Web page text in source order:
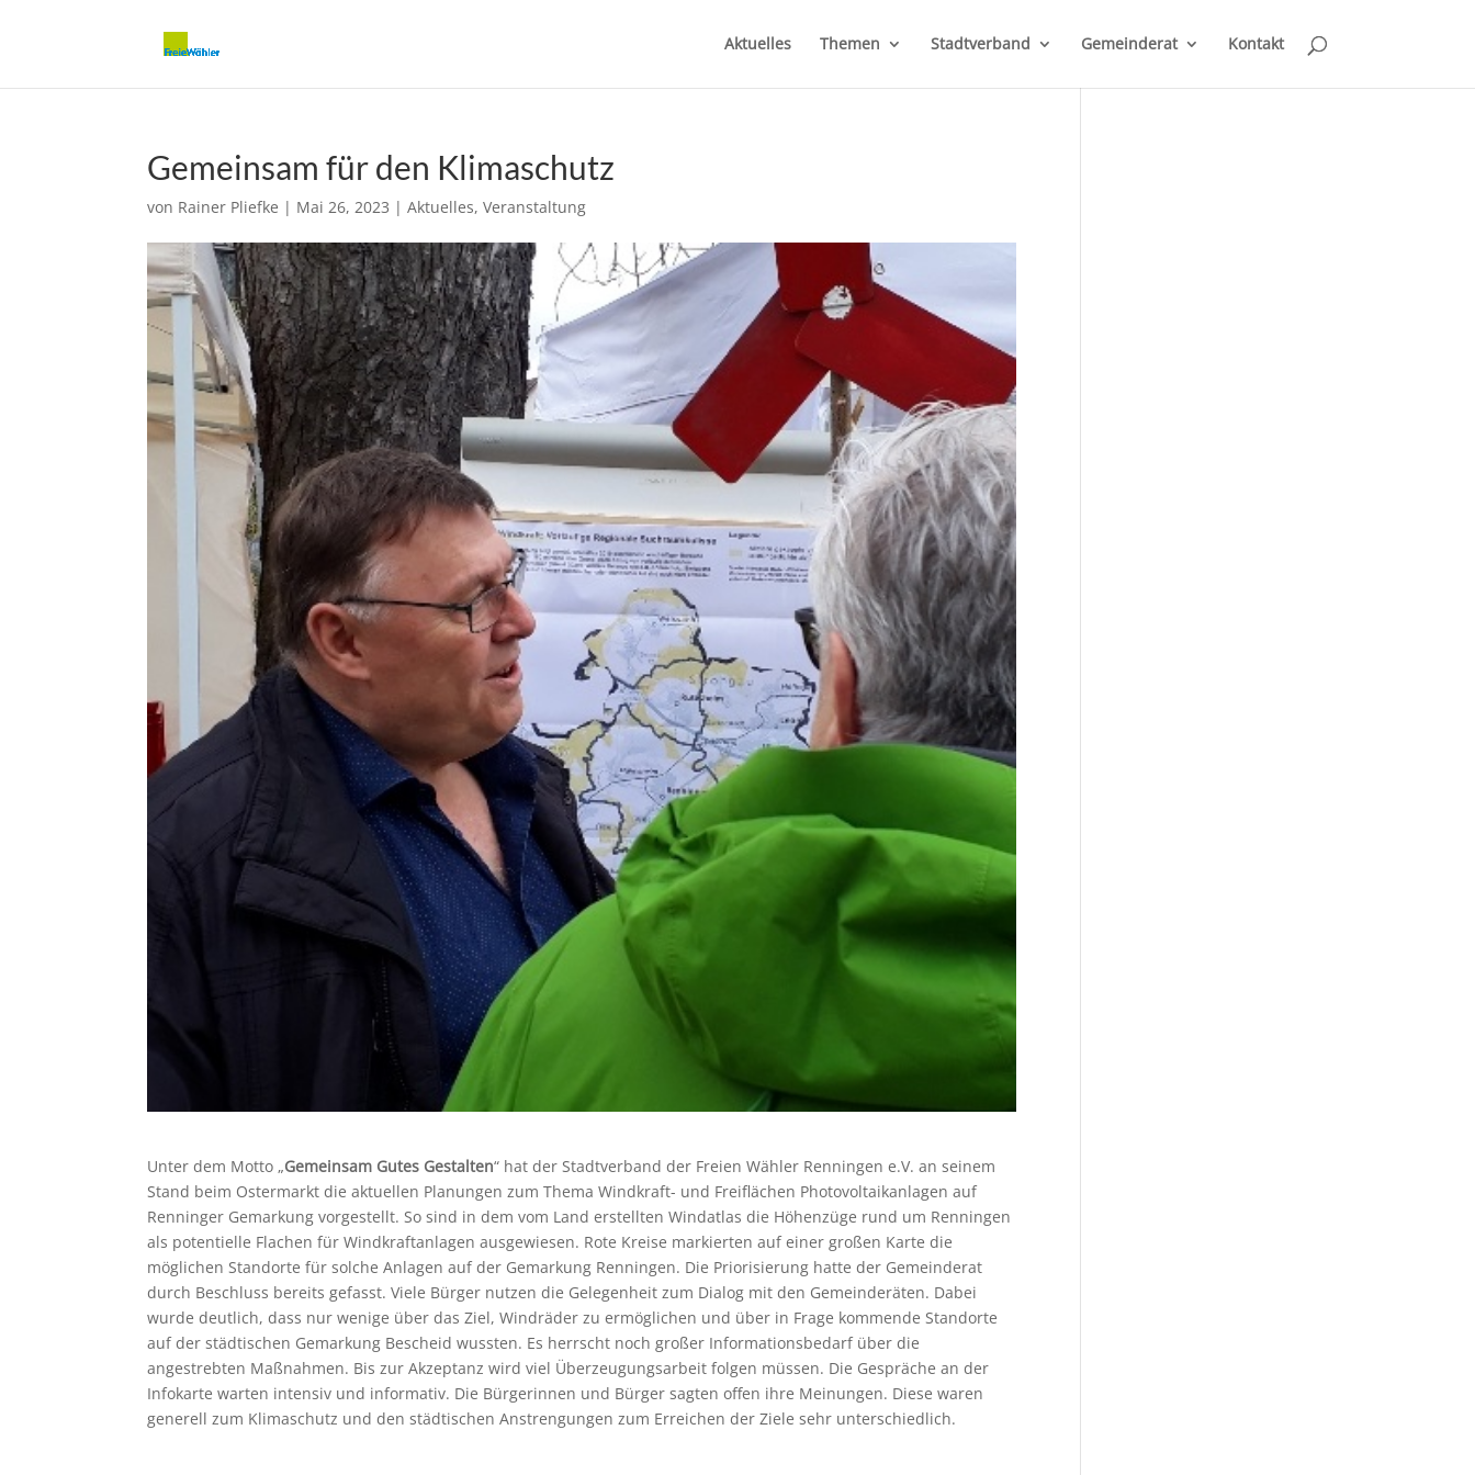
Aktuelles Themen Stadtverband Gemeinderat Kontakt
Gemeinsam für den Klimaschutz
von Rainer Pliefke | Mai 26, 2023 |Aktuelles,Veranstaltung
Unter dem Motto „Gemeinsam Gutes Gestalten“ hat der Stadtverband der Freien Wähler Renningen e.V. an seinem
Stand beim Ostermarkt die aktuellen Planungen zum Thema Windkraft- und Freiflächen Photovoltaikanlagen auf
Renninger Gemarkung vorgestellt. So sind in dem vom Land erstellten Windatlas die Höhenzüge rund um Renningen
als potentielle Flachen für Windkraftanlagen ausgewiesen. Rote Kreise markierten auf einer großen Karte die
möglichen Standorte für solche Anlagen auf der Gemarkung Renningen. Die Priorisierung hatte der Gemeinderat
durch Beschluss bereits gefasst. Viele Bürger nutzen die Gelegenheit zum Dialog mit den Gemeinderäten. Dabei
wurde deutlich, dass nur wenige über das Ziel, Windräder zu ermöglichen und über in Frage kommende Standorte
auf der städtischen Gemarkung Bescheid wussten. Es herrscht noch großer Informationsbedarf über die
angestrebten Maßnahmen. Bis zur Akzeptanz wird viel Überzeugungsarbeit folgen müssen. Die Gespräche an der
Infokarte warten intensiv und informativ. Die Bürgerinnen und Bürger sagten offen ihre Meinungen. Diese waren
generell zum Klimaschutz und den städtischen Anstrengungen zum Erreichen der Ziele sehr unterschiedlich.